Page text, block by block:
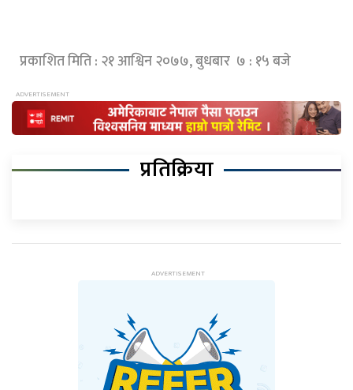
प्रकाशित मिति : २१ आश्विन २०७७, बुधबार ७ : १५ बजे
प्रतिक्रिया